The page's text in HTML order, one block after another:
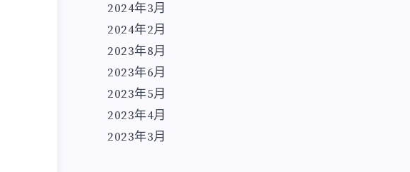
2024年3月
2024年2月
2023年8月
2023年6月
2023年5月
2023年4月
2023年3月